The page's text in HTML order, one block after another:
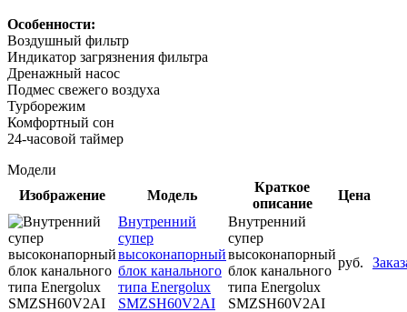
Особенности:
Воздушный фильтр
Индикатор загрязнения фильтра
Дренажный насос
Подмес свежего воздуха
Турборежим
Комфортный сон
24-часовой таймер
Модели
Изображение
Модель
Краткое
описание
Цена
Внутренний
супер
высоконапорный
блок канального
типа Energolux
SMZSH60V2AI
Внутренний
супер
высоконапорный
блок канального
типа Energolux
SMZSH60V2AI
руб.